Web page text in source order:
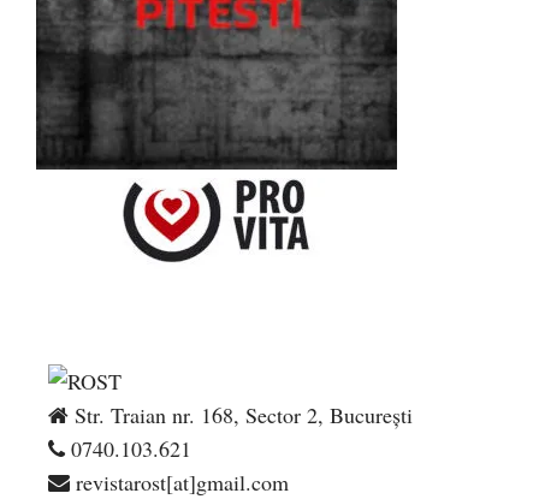
Str. Traian nr. 168, Sector 2, București
0740.103.621
revistarost[at]gmail.com